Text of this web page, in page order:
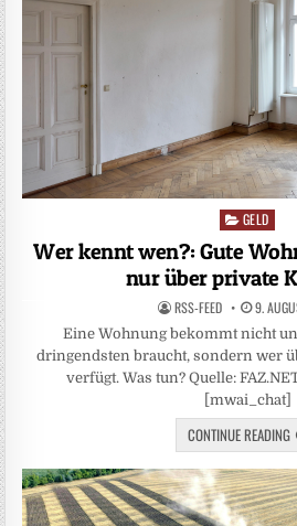
Posted
in
GELD
Wer kennt wen?: Gute
nur über private
RSS-FEED 9.
Eine Wohnung bekommt nicht
dringendsten braucht, sondern wer
verfügt. Was tun? Quelle:
[mwai_chat]
CONTINUE READING